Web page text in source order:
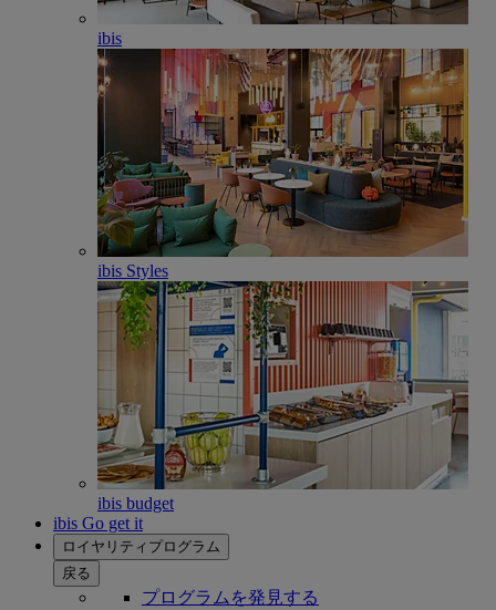
ibis
ibis Styles
ibis budget
ibis Go get it
ロイヤリティプログラム
戻る
プログラムを発見する